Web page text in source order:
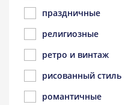
праздничные
религиозные
ретро и винтаж
рисованный стиль
романтичные